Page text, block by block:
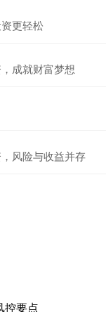
更轻松
成就财富梦想
风险与收益并存
控要点